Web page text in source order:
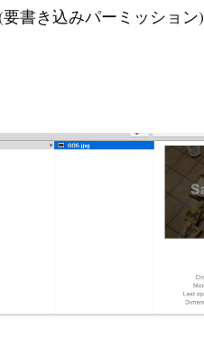
書き込みパーミッション)